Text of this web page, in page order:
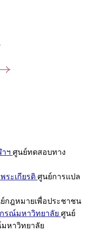
ฯ ศูนย์ทดสอบทาง
ระเกียรติ ศูนย์การแปล
กฎหมายเพื่อประชาชน
รณ์มหาวิทยาลัย ศูนย์
หาวิทยาลัย